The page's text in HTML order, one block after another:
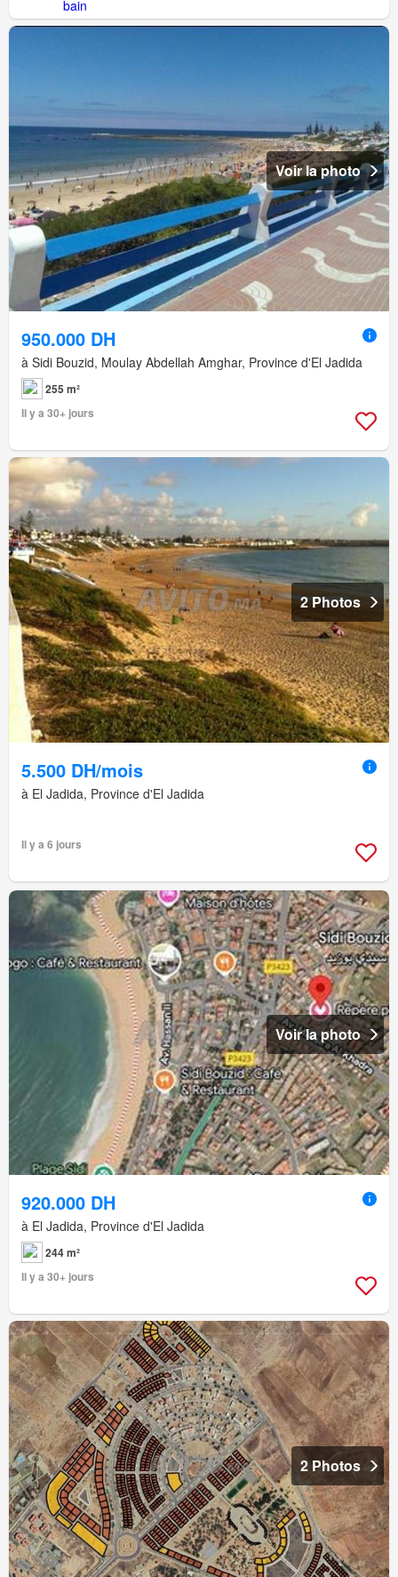
Voir la photo
950.000 DH
à Sidi Bouzid, Moulay Abdellah Amghar, Province d'El Jadida
255 m²
Il y a 30+ jours
2 Photos
5.500 DH/mois
à El Jadida, Province d'El Jadida
Il y a 6 jours
Voir la photo
920.000 DH
à El Jadida, Province d'El Jadida
244 m²
Il y a 30+ jours
2 Photos